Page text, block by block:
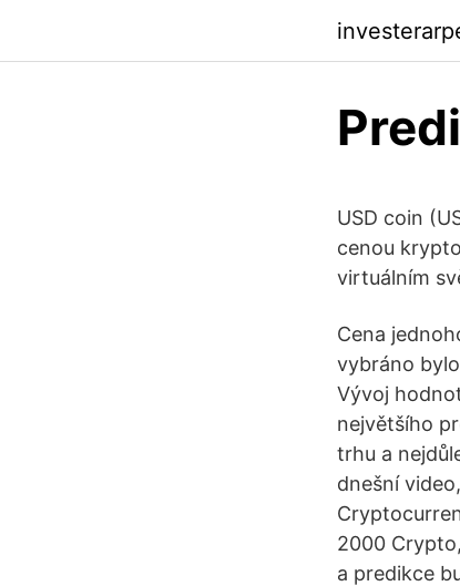
USD coin
cenou
virtuálním
Cena
vybráno
Vývoj
největšího
trhu a
dnešní
2000
a predikce